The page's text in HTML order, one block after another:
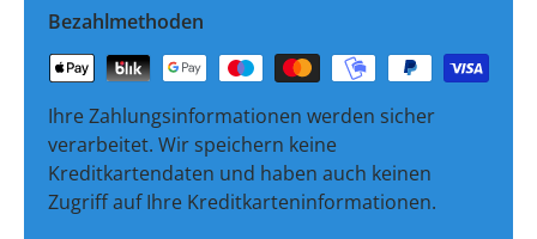
Bezahlmethoden
Ihre Zahlungsinformationen werden sicher
verarbeitet. Wir speichern keine
Kreditkartendaten und haben auch keinen
Zugriff auf Ihre Kreditkarteninformationen.